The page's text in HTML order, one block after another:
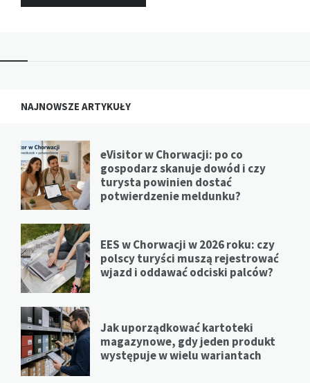
NAJNOWSZE ARTYKUŁY
eVisitor w Chorwacji: po co
gospodarz skanuje dowód i czy
turysta powinien dostać
potwierdzenie meldunku?
EES w Chorwacji w 2026 roku: czy
polscy turyści muszą rejestrować
wjazd i oddawać odciski palców?
Jak uporządkować kartoteki
magazynowe, gdy jeden produkt
występuje w wielu wariantach